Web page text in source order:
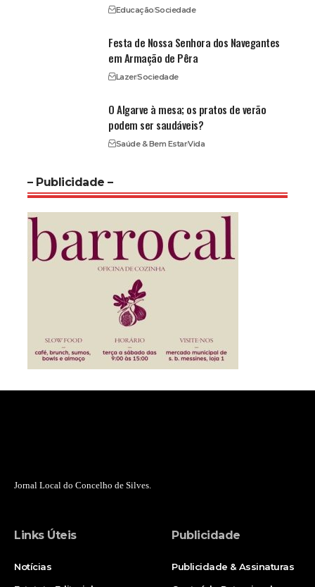
EducaçãoSociedade
Festa de Nossa Senhora dos Navegantes
em Armação de Pêra
LazerSociedade
O Algarve à mesa; os pratos de verão
podem ser saudáveis?
Saúde & Bem EstarVida
– Publicidade –
Jornal Local do Concelho de Silves.
Links Úteis
Notícias
Publicidade
Publicidade & Assinaturas